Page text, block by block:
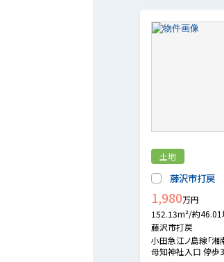
藤沢市打
土地
1,980万円
152.13m²/約46.01
藤沢市打戻
小田急江ノ島線「湘
母知神社入口 停歩